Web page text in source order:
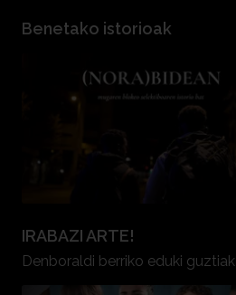
Benetako istorioak
IRABAZI ARTE!
Denboraldi berriko eduki guztiak